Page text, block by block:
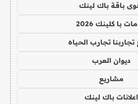
باقة باك لينك
با كلينك 2026
تجارب الحياه
ديوان العرب
مشاريع
اعلانات باك لينك